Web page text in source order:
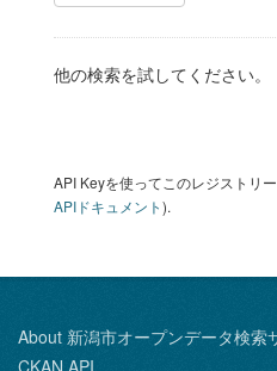
他の検索を試してください。
API Keyを使ってこのレジストリ
APIドキュメント).
About 新潟市オープンデータ検索
CKAN API